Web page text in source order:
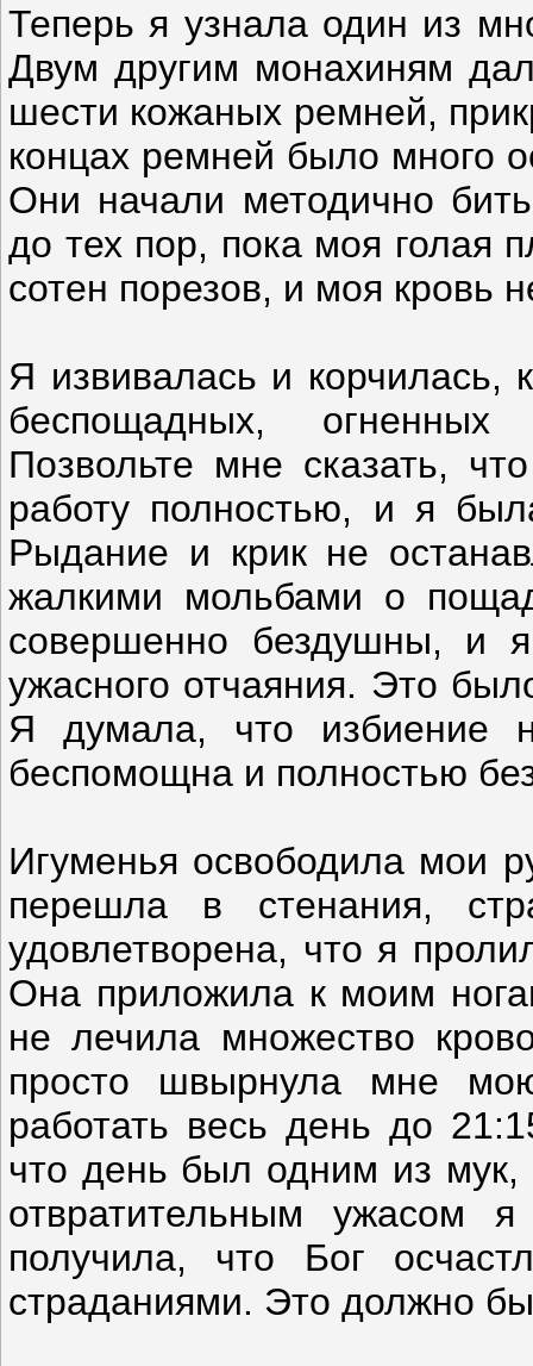
Теперь я узнала один из
Двум другим монахиням
шести кожаных ремней,
концах ремней было много
Они начали методично
до тех пор, пока моя голая
сотен порезов, и моя кровь
Я извивалась и корчилась,
беспощадных, огненных
Позвольте мне сказать,
работу полностью, и я
Рыдание и крик не
жалкими мольбами о
совершенно бездушны, и
ужасного отчаяния. Это
Я думала, что избиение
беспомощна и полностью
Игуменья освободила мои
перешла в стенания,
удовлетворена, что я
Она приложила к моим
не лечила множество
просто швырнула мне
работать весь день до
что день был одним из
отвратительным ужасом
получила, что Бог
страданиями. Это должно